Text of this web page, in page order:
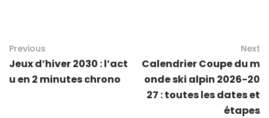
Previous
Jeux d’hiver 2030 : l’act
u en 2 minutes chrono
Next
Calendrier Coupe du m
onde ski alpin 2026-20
27 : toutes les dates et
étapes